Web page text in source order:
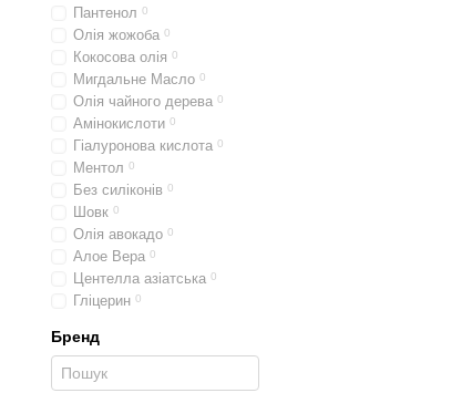
Пантенол 0
Олія жожоба 0
Кокосова олія 0
Мигдальне Масло 0
Олія чайного дерева 0
Амінокислоти 0
Гіалуронова кислота 0
Ментол 0
Без силіконів 0
Шовк 0
Олія авокадо 0
Алое Вера 0
Центелла азіатська 0
Гліцерин 0
Бренд